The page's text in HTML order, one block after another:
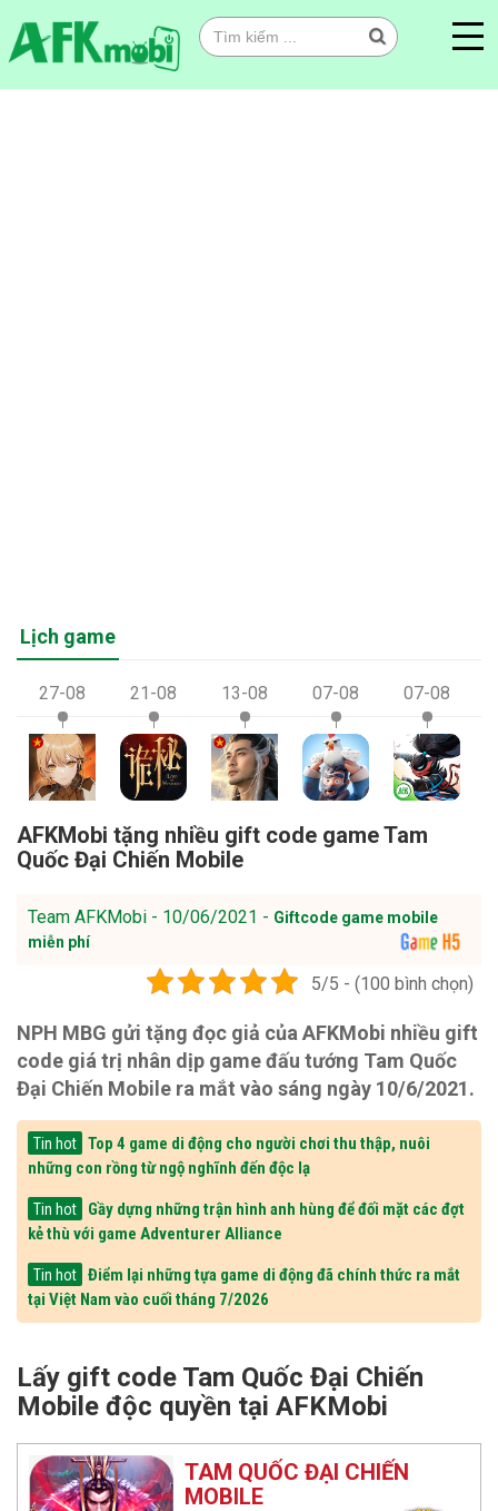
Lịch game
27-08 21-08 13-08 07-08 07-08
AFKMobi tặng nhiều gift code game Tam
Quốc Đại Chiến Mobile
Team AFKMobi - 10/06/2021 - Giftcode game mobile
miễn phí
5/5 - (100 bình chọn)
NPH MBG gửi tặng đọc giả của AFKMobi nhiều gift
code giá trị nhân dịp game đấu tướng Tam Quốc
Đại Chiến Mobile ra mắt vào sáng ngày 10/6/2021.
Tin hot
Top 4 game di động cho người chơi thu thập, nuôi
những con rồng từ ngộ nghĩnh đến độc lạ
Tin hot
Gầy dựng những trận hình anh hùng để đối mặt các đợt
kẻ thù với game Adventurer Alliance
Tin hot
Điểm lại những tựa game di động đã chính thức ra mắt
tại Việt Nam vào cuối tháng 7/2026
Lấy gift code Tam Quốc Đại Chiến
Mobile độc quyền tại AFKMobi
TAM QUỐC ĐẠI CHIẾN
MOBILE